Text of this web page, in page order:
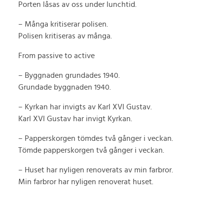
Porten låsas av oss under lunchtid.
– Många kritiserar polisen.
Polisen kritiseras av många.
From passive to active
– Byggnaden grundades 1940.
Grundade byggnaden 1940.
– Kyrkan har invigts av Karl XVI Gustav.
Karl XVI Gustav har invigt Kyrkan.
– Papperskorgen tömdes två gånger i veckan.
Tömde papperskorgen två gånger i veckan.
– Huset har nyligen renoverats av min farbror.
Min farbror har nyligen renoverat huset.